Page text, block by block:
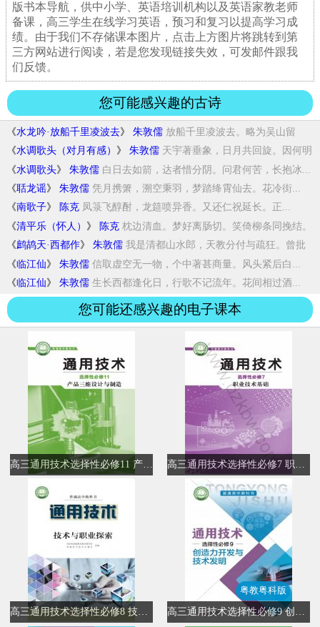
版书本导航，供中小学、英语培训机构以及英语家教老师
备课，高三学生在线学习英语，预习和复习以提高学习成
绩。由于我们不存储课本图片，点击上方图片将跳转到第
三方网站进行阅读，若是您发现链接失效，可发邮件跟我
们反馈。
您可能感兴趣的古诗
《水龙吟·放船千里凌波去》 朱敦儒 放船千里凌波去。略为吴山留
顾。云屯水府，...
《水调歌头（对月有感） 》 朱敦儒 天宇著垂象，日月共回旋。因何明
月，偏被指...
《水调歌头》 朱敦儒 白日去如箭，达者惜分阴。问君何苦，长抱冰...
《聒龙谣》 朱敦儒 凭月携箫，溯空秉羽，梦踏绛霄仙去。花冷街...
《南歌子》 陈克 凤箓飞醇酎，龙筵喷异香。又还仁祝延长。正...
《清平乐（怀人） 》 陈克 枕边清血。梦好离肠切。笑倚柳条同挽结。
满...
《鹧鸪天·西都作》 朱敦儒 我是清都山水郎，天教分付与疏狂。曾批
给雨...
《临江仙》 朱敦儒 信取虚空无一物，个中著甚商量。风头紧后白...
《临江仙》 朱敦儒 生长西都逢化日，行歌不记流年。花间相过酒...
您可能还感兴趣的电子课本
高三通用技术选择性必修8 技术与职业探索
粤教粤科版
高三通用技术选择性必修9 创造力开发与技术发明(粤教粤科版)